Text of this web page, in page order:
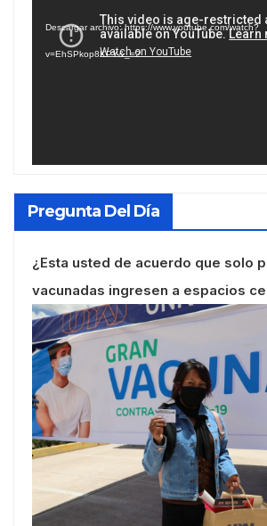
vídeo
Descargar archivo: https://www.youtube.com/watch?
v=EhSPkop8KPY&_=2
Pregunta Del Día
¿Esta usted de acuerdo que solo
vacunadas ingresen a espacios